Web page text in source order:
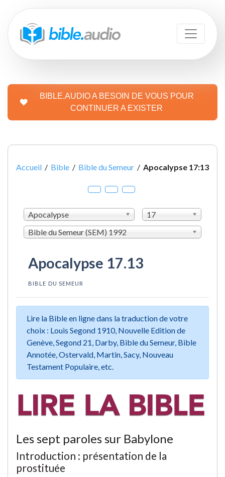
BIBLE.AUDIO A BESOIN DE VOUS POUR
CONTINUER A EXISTER
Accueil / Bible / Bible du Semeur / Apocalypse 17:13
Apocalypse
17
Bible du Semeur (SEM) 1992
Apocalypse 17.13
BIBLE DU SEMEUR
Lire la Bible en ligne dans la traduction de votre
choix : Louis Segond 1910, Nouvelle Edition de
Genève, Segond 21, Darby, Bible du Semeur, Bible
Annotée, Ostervald, Martin, Sacy, Nouveau
Testament Populaire, etc.
Les sept paroles sur Babylone
Introduction : présentation de la
prostituée